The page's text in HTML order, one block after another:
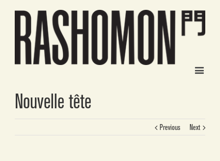
Nouvelle tête
Previous Next